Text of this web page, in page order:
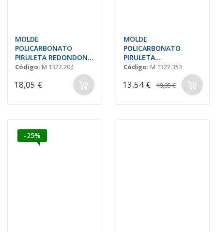
MOLDE
POLICARBONATO
PIRULETA REDONDON
Ø50 H=7mm
Código: M 1322.204
18,05 €
MOLDE
POLICARBONATO
PIRULETA
ASTRONAUTA 137x28
Código: M 1322.353
13,54 € 18,05 €
-25%